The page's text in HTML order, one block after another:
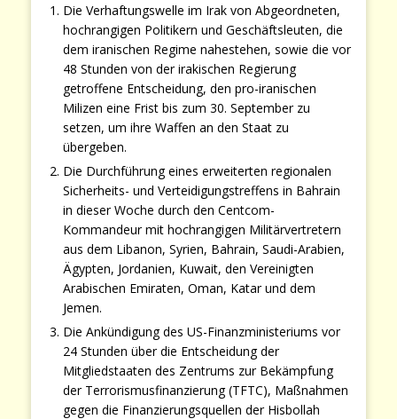
Die Verhaftungswelle im Irak von Abgeordneten,
hochrangigen Politikern und Geschäftsleuten, die
dem iranischen Regime nahestehen, sowie die vor
48 Stunden von der irakischen Regierung
getroffene Entscheidung, den pro-iranischen
Milizen eine Frist bis zum 30. September zu
setzen, um ihre Waffen an den Staat zu
übergeben.
Die Durchführung eines erweiterten regionalen
Sicherheits- und Verteidigungstreffens in Bahrain
in dieser Woche durch den Centcom-
Kommandeur mit hochrangigen Militärvertretern
aus dem Libanon, Syrien, Bahrain, Saudi-Arabien,
Ägypten, Jordanien, Kuwait, den Vereinigten
Arabischen Emiraten, Oman, Katar und dem
Jemen.
Die Ankündigung des US-Finanzministeriums vor
24 Stunden über die Entscheidung der
Mitgliedstaaten des Zentrums zur Bekämpfung
der Terrorismusfinanzierung (TFTC), Maßnahmen
gegen die Finanzierungsquellen der Hisbollah